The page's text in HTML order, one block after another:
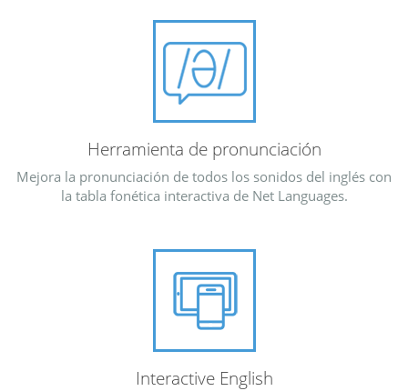
Herramienta de pronunciación
Mejora la pronunciación de todos los sonidos del inglés con
la tabla fonética interactiva de Net Languages.
Interactive English